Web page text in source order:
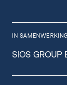
IN
SIOS GROUP